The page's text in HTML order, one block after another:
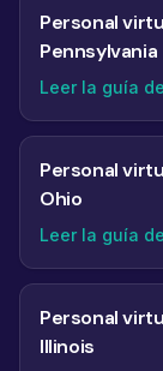
Personal
Pennsylvania
Leer la guía
Personal
Ohio
Leer la guía
Personal
Illinois